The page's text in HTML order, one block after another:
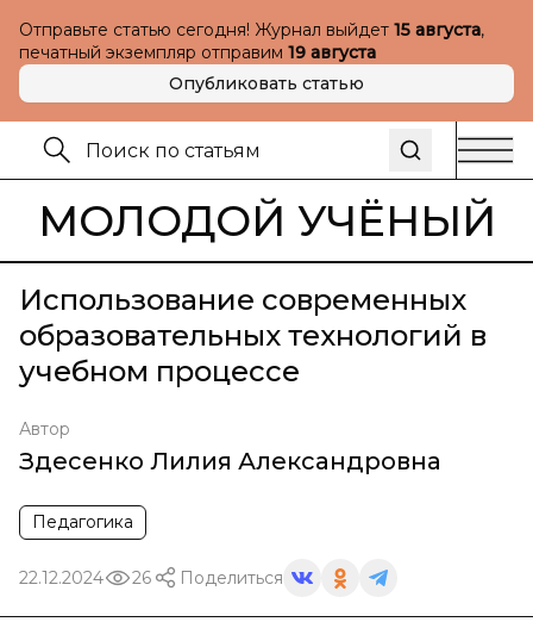
Отправьте статью сегодня! Журнал выйдет 15 августа,
печатный экземпляр отправим 19 августа
Опубликовать статью
МОЛОДОЙ УЧЁНЫЙ
Использование современных
образовательных технологий в
учебном процессе
Автор
Здесенко Лилия Александровна
Педагогика
22.12.2024 26 Поделиться